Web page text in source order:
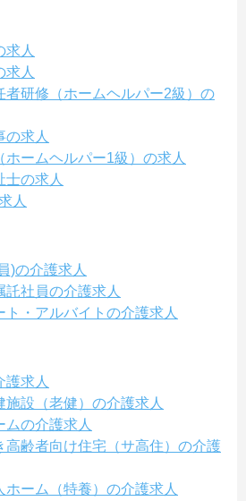
求人
求人
者研修（ホームヘルパー2級）の
の求人
ホームヘルパー1級）の求人
士の求人
人
)の介護求人
託社員の介護求人
・アルバイトの介護求人
護求人
設（老健）の介護求人
ムの介護求人
高齢者向け住宅（サ高住）の介護
ーム（特養）の介護求人